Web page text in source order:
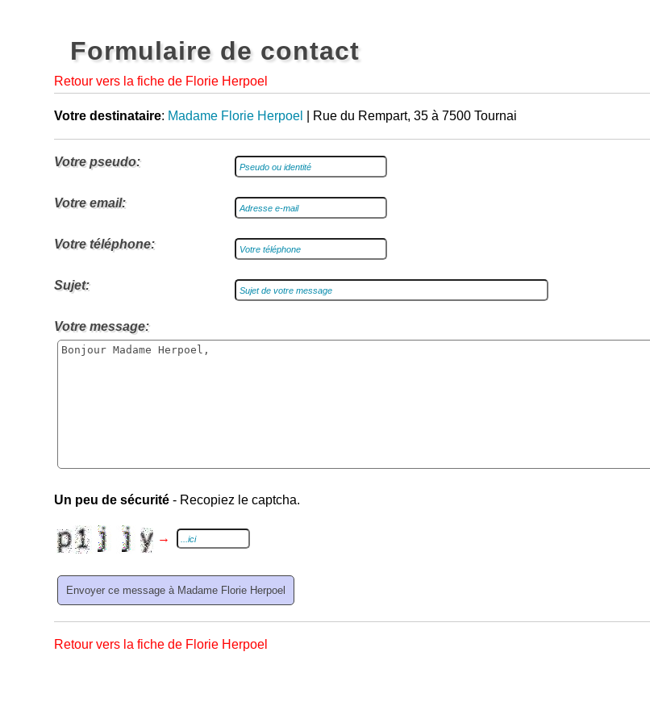
Formulaire de contact
Retour vers la fiche de Florie Herpoel
Votre destinataire: Madame Florie Herpoel | Rue du Rempart, 35 à 7500 Tournai
Votre pseudo:
Votre email:
Votre téléphone:
Sujet:
Votre message:
Un peu de sécurité - Recopiez le captcha.
→
Retour vers la fiche de Florie Herpoel